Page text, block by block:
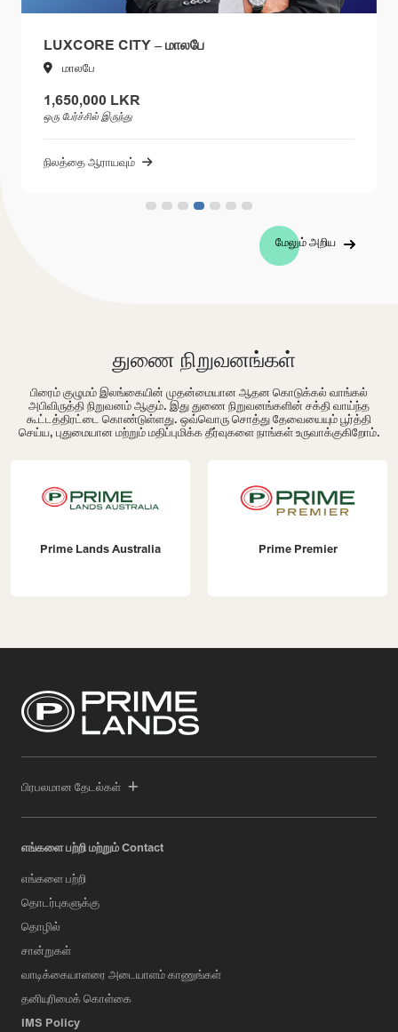
LUXCORE CITY – மாலபே
மாலபே
1,650,000 LKR
ஒரு பேர்ச்சில் இருந்து
நிலத்தை ஆராயவும்
மேலும் அறிய
துணை நிறுவனங்கள்
பிரைம் குழுமம் இலங்கையின் முதன்மையான ஆதன கொடுக்கல் வாங்கல்
அபிவிருத்தி நிறுவனம் ஆகும். இது துணை நிறுவனங்களின் சக்தி வாய்ந்த
கூட்டத்திரட்டை கொண்டுள்ளது. ஒவ்வொரு சொத்து தேவையையும் பூர்த்தி
செய்ய, புதுமையான மற்றும் மதிப்புமிக்க தீர்வுகளை நாங்கள் உருவாக்குகிறோம்.
Prime Lands Australia Prime Premier
பிரபலமான தேடல்கள்
எங்களை பற்றி மற்றும் Contact
எங்களை பற்றி
தொடர்புகளுக்கு
தொழில்
சான்றுகள்
வாடிக்கையாளரை அடையாளம் காணுங்கள்
தனியுரிமைக் கொள்கை
IMS Policy